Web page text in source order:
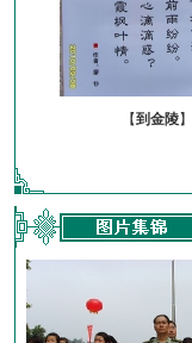
【到金陵】